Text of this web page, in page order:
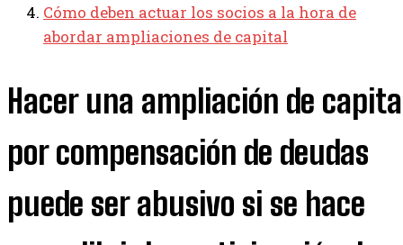
Cómo deben actuar los socios a la hora de
abordar ampliaciones de capital
Hacer una ampliación de
por compensación de deudas
puede ser abusivo si se hace